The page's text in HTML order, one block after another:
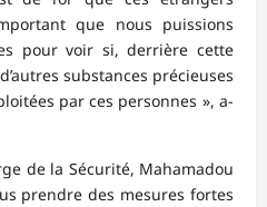
que nous puissions
pour voir si, derrière cette
substances précieuses
par ces personnes », a-
de la Sécurité, Mahamadou
prendre des mesures fortes